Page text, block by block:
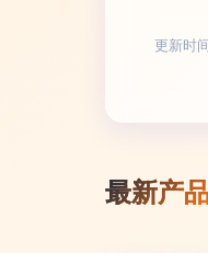
更新时
最新产